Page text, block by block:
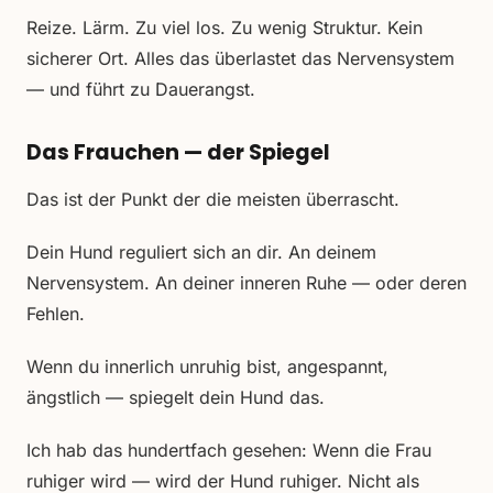
Reize. Lärm. Zu viel los. Zu wenig Struktur. Kein
sicherer Ort. Alles das überlastet das Nervensystem
— und führt zu Dauerangst.
Das Frauchen — der Spiegel
Das ist der Punkt der die meisten überrascht.
Dein Hund reguliert sich an dir. An deinem
Nervensystem. An deiner inneren Ruhe — oder deren
Fehlen.
Wenn du innerlich unruhig bist, angespannt,
ängstlich — spiegelt dein Hund das.
Ich hab das hundertfach gesehen: Wenn die Frau
ruhiger wird — wird der Hund ruhiger. Nicht als